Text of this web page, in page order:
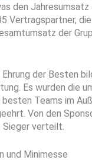
den
Vertragspartner,
der
Ehrung der Besten
Es wurden die
Teams im
Von den
Sieger verteilt.
und Minimesse